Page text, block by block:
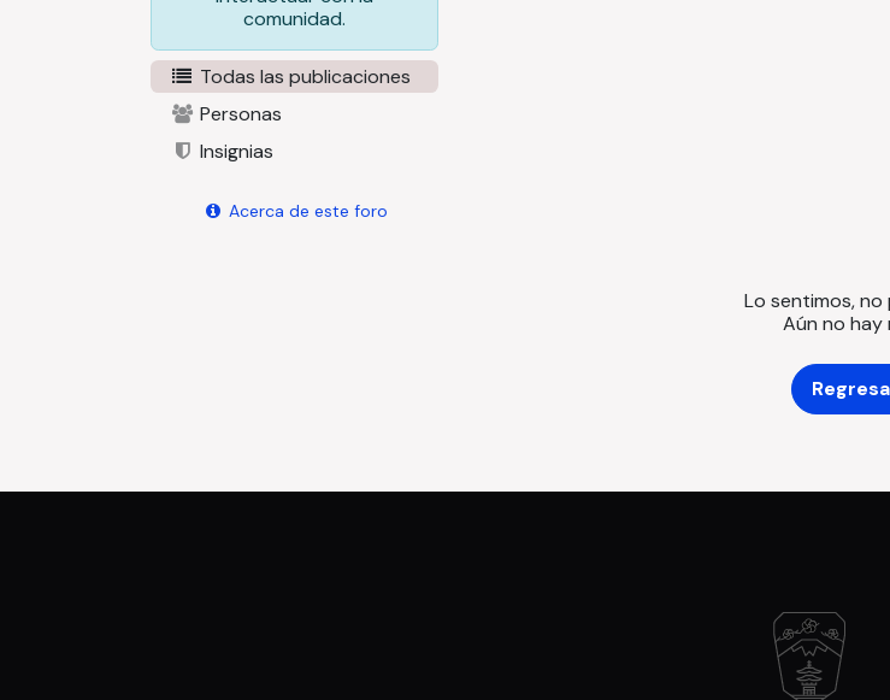
comunidad.
Todas las publicaciones
Personas
Insignias
Acerca de este foro
Lo sentimos,
Aún no hay